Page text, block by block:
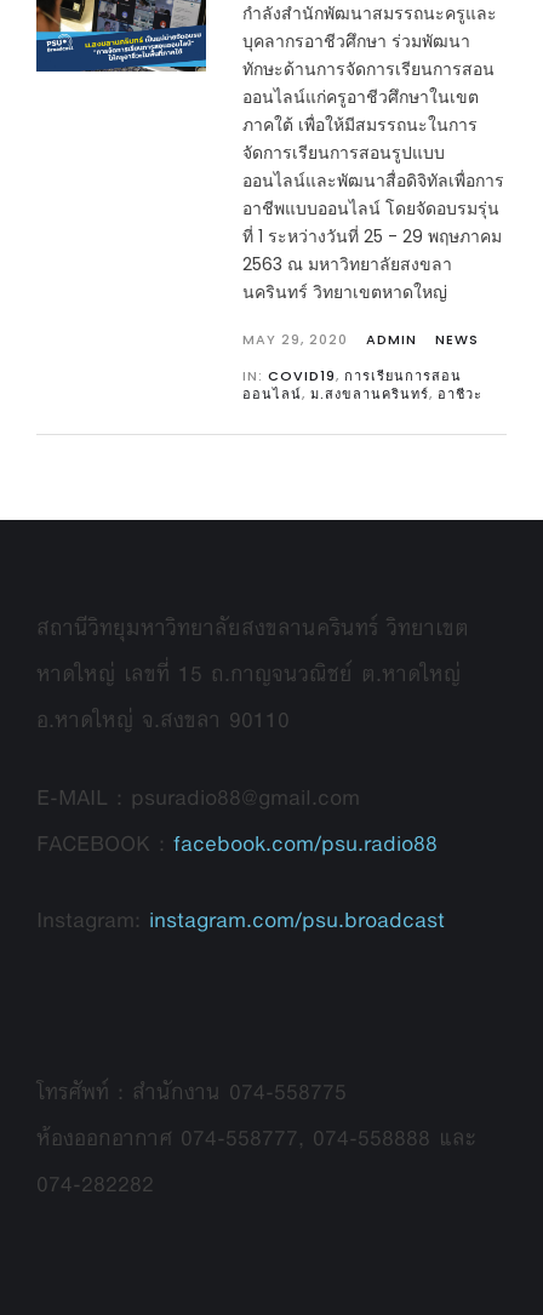
กำลังสำนักพัฒนาสมรรถนะครูและ
บุคลากรอาชีวศึกษา ร่วมพัฒนา
ทักษะด้านการจัดการเรียนการสอน
ออนไลน์แก่ครูอาชีวศึกษาในเขต
ภาคใต้ เพื่อให้มีสมรรถนะในการ
จัดการเรียนการสอนรูปแบบ
ออนไลน์และพัฒนาสื่อดิจิทัลเพื่อการ
อาชีพแบบออนไลน์ โดยจัดอบรมรุ่น
ที่ 1 ระหว่างวันที่ 25 - 29 พฤษภาคม
2563 ณ มหาวิทยาลัยสงขลา
นครินทร์ วิทยาเขตหาดใหญ่
MAY 29, 2020 ADMIN
NEWS
IN: COVID19, การเรียนการสอน
ออนไลน์, ม.สงขลานครินทร์, อาชีวะ
สถานีวิทยุมหาวิทยาลัยสงขลานครินทร์ วิทยาเขต
หาดใหญ่ เลขที่ 15 ถ.กาญจนวณิชย์ ต.หาดใหญ่
อ.หาดใหญ่ จ.สงขลา 90110
E-MAIL : psuradio88@gmail.com
FACEBOOK : facebook.com/psu.radio88
Instagram: instagram.com/psu.broadcast
โทรศัพท์ : สำนักงาน 074-558775
ห้องออกอากาศ 074-558777, 074-558888 และ
074-282282